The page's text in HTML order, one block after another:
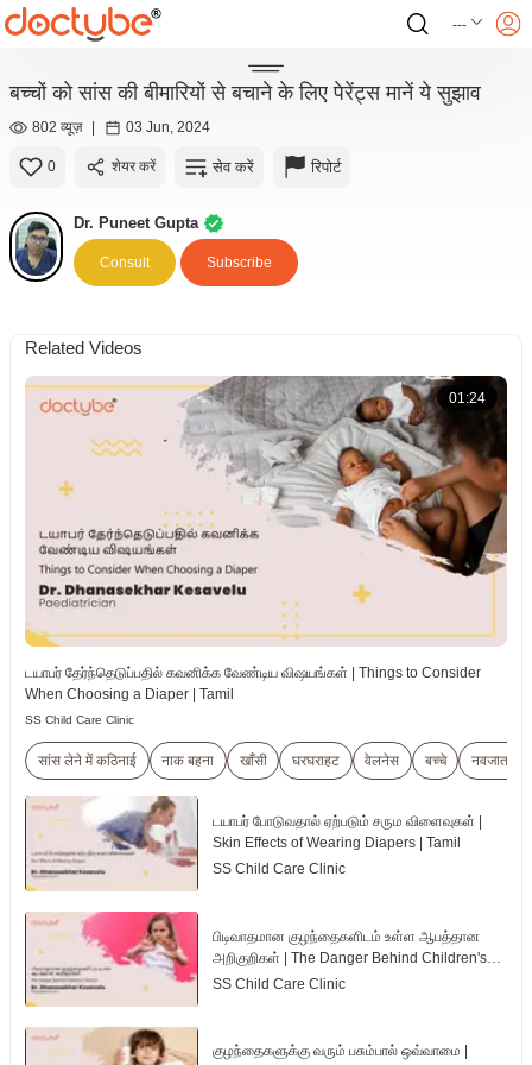
---
बच्चों को सांस की बीमारियों से बचाने के लिए पेरेंट्स मानें ये सुझाव
802 व्यूज़ | 03 Jun, 2024
0 शेयर करें सेव करें रिपोर्ट
Dr. Puneet Gupta
Consult Subscribe
Related Videos
01:24
டயாபர் தேர்ந்தெடுப்பதில் கவனிக்க வேண்டிய விஷயங்கள் | Things to Consider
When Choosing a Diaper | Tamil
SS Child Care Clinic
सांस लेने में कठिनाई नाक बहना खाँसी घरघराहट वेलनेस बच्चे नवजात
டயாபர் போடுவதால் ஏற்படும் சரும விளைவுகள் |
Skin Effects of Wearing Diapers | Tamil
SS Child Care Clinic
பிடிவாதமான குழந்தைகளிடம் உள்ள ஆபத்தான
அறிகுறிகள் | The Danger Behind Children's
Tantrum | Tamil
SS Child Care Clinic
குழந்தைகளுக்கு வரும் பசும்பால் ஒவ்வாமை |